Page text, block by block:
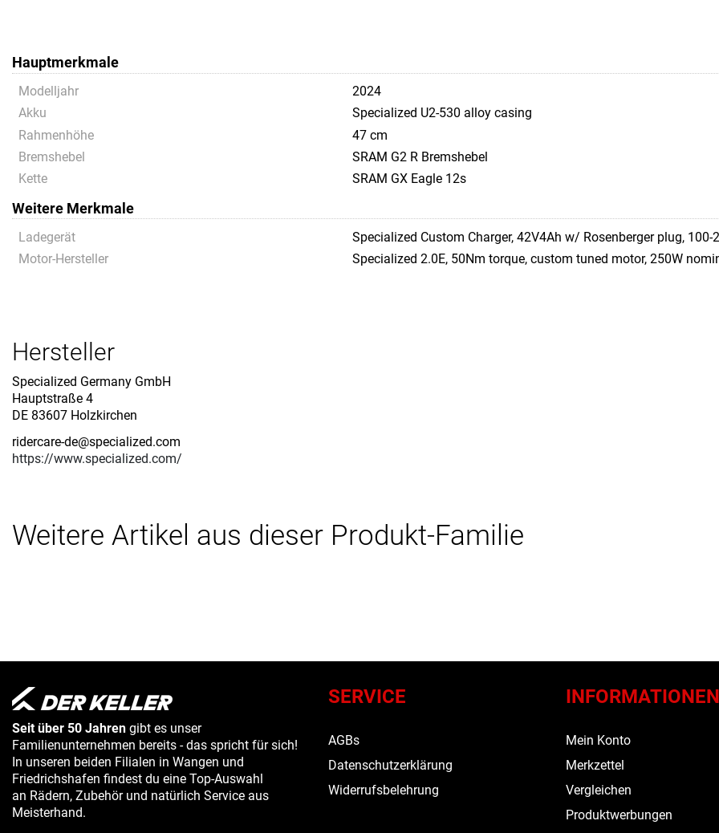
Hauptmerkmale
Modelljahr
2024
Akku
Specialized U2-530 alloy casing
Rahmenhöhe
47 cm
Bremshebel
SRAM G2 R Bremshebel
Kette
SRAM GX Eagle 12s
Weitere Merkmale
Ladegerät
Specialized Custom Charger, 42V4Ah w/ Rosenberger plug, 100-
Motor-Hersteller
Specialized 2.0E, 50Nm torque, custom tuned motor, 250W
Hersteller
Specialized Germany GmbH
Hauptstraße 4
DE 83607 Holzkirchen
ridercare-de@specialized.com
https://www.specialized.com/
Weitere Artikel aus dieser Produkt-Familie
Seit über 50 Jahren gibt es unser
Familienunternehmen bereits - das spricht für sich!
In unseren beiden Filialen in Wangen und
Friedrichshafen findest du eine Top-Auswahl
an Rädern, Zubehör und natürlich Service aus
Meisterhand.
SERVICE
AGBs
Datenschutzerklärung
Widerrufsbelehrung
INFORMATIONEN
Mein Konto
Merkzettel
Vergleichen
Produktwerbungen